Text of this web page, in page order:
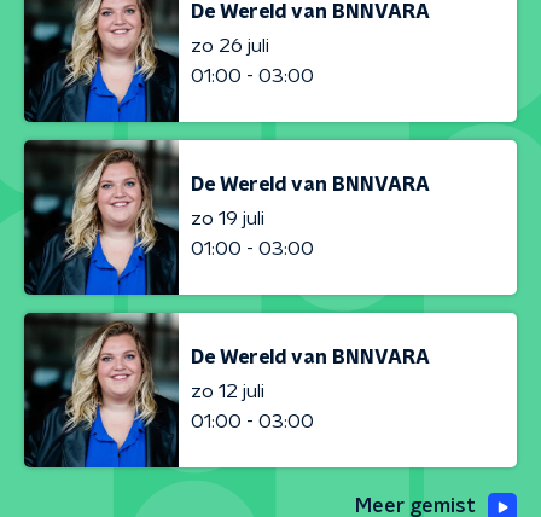
De Wereld van BNNVARA
zo 26 juli
01:00 - 03:00
De Wereld van BNNVARA
zo 19 juli
01:00 - 03:00
De Wereld van BNNVARA
zo 12 juli
01:00 - 03:00
Meer gemist